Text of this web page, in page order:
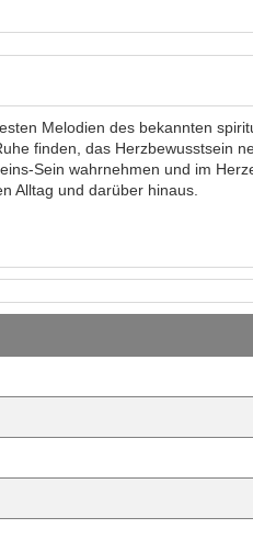
Melodien des bekannten
finden, das Herzbewusstsein
Sein wahrnehmen und im
Alltag und darüber hinaus.